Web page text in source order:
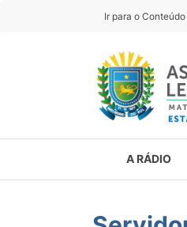
Ir para o
A RÁDIO